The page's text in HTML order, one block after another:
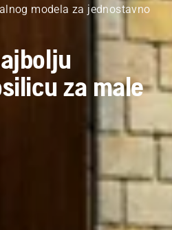
modela za jednostavno
za male